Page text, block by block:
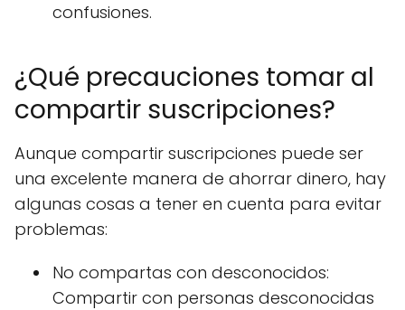
confusiones.
¿Qué precauciones tomar al
compartir suscripciones?
Aunque compartir suscripciones puede ser
una excelente manera de ahorrar dinero, hay
algunas cosas a tener en cuenta para evitar
problemas:
No compartas con desconocidos:
Compartir con personas desconocidas